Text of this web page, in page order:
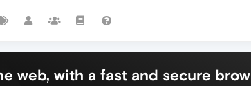
web, with a fast and secure